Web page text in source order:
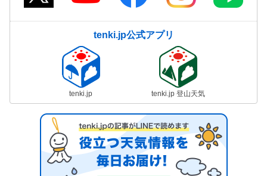
tenki.jp公式アプリ
tenki.jp tenki.jp 登山天気